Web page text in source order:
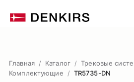
Главная / Каталог / Трековые
Комплектующие
/ TR5735-DN